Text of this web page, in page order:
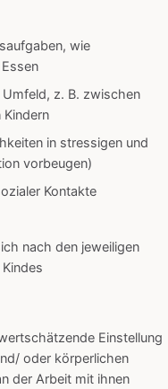
wie
z. B. zwischen
Kindern
in stressigen und
vorbeugen)
Kontakte
nach den jeweiligen
Einstellung
oder körperlichen
der Arbeit mit ihnen